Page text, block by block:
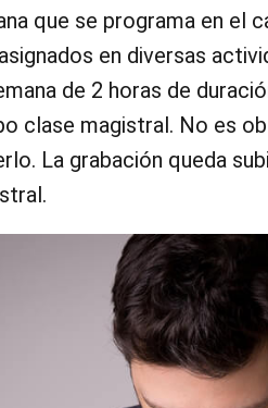
que se programa en el
en diversas
de 2 horas de
clase magistral. No es
La grabación queda